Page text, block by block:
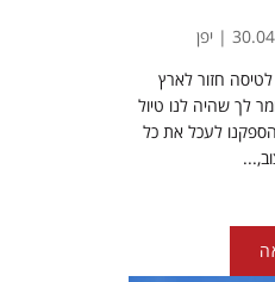
חזור לארץ
לך שהיה לנו טיול
הספקנו לעכל את כל